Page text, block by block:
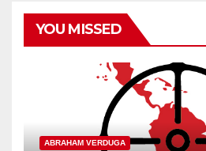
YOU MISSED
ABRAHAM VERDUGA